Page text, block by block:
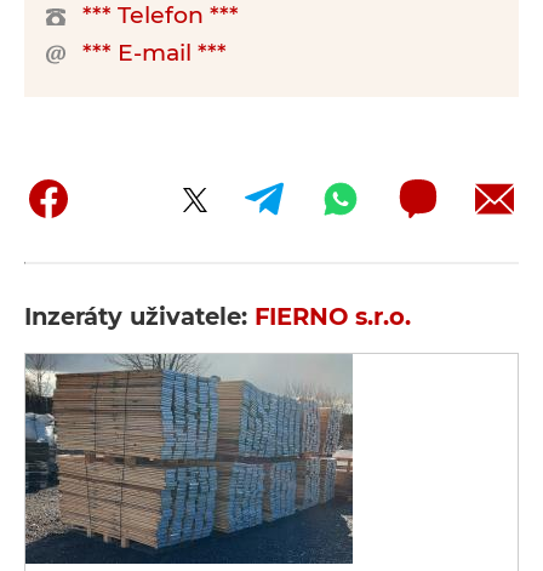
*** Telefon ***
*** E-mail ***
Inzeráty uživatele: FIERNO s.r.o.